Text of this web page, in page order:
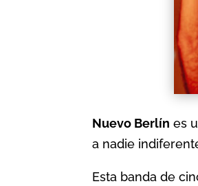
Nuevo Berlín es
a nadie
Esta banda de